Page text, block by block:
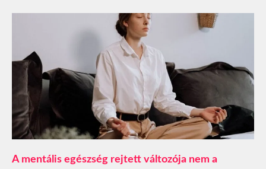
A mentális egészség rejtett változója nem a